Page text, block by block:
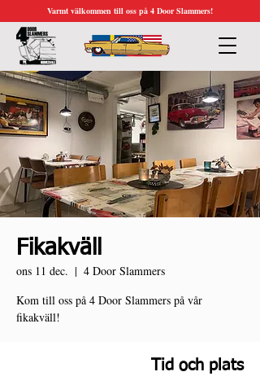
Varmt välkommen till oss på 4 Door Slammers!
Fikakväll
ons 11 dec.
  |
4 Door Slammers
Kom till oss på 4 Door Slammers på vår
fikakväll!
Tid och plats